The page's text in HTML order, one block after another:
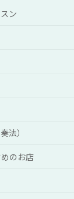
ン
法）
のお店